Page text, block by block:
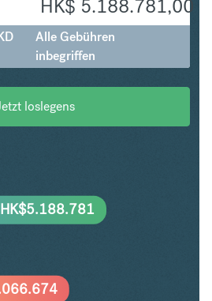
HK$ 5.188.781,00
Alle Gebühren
inbegriffen
loslegens
HK$5.188.781